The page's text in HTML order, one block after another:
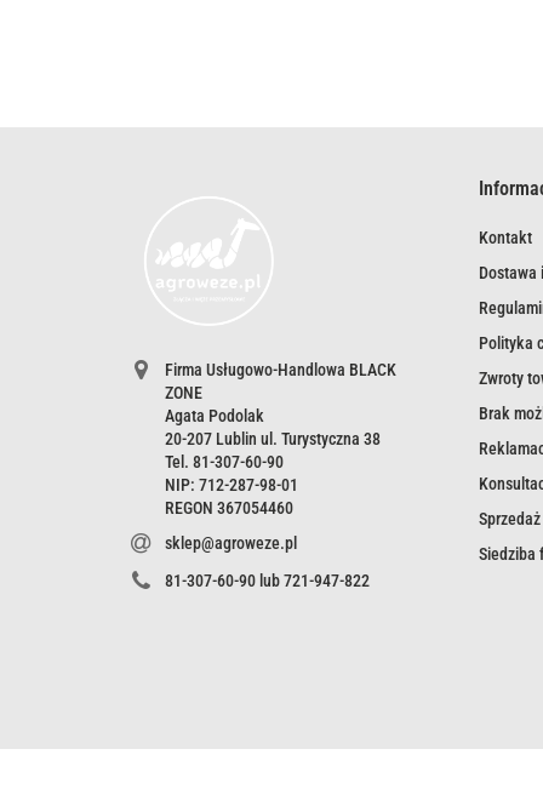
Firma Usługowo-Handlowa BLACK
ZONE
Agata Podolak
20-207 Lublin ul. Turystyczna 38
Tel. 81-307-60-90
NIP: 712-287-98-01
REGON 367054460
sklep@agroweze.pl
81-307-60-90 lub 721-947-822
Kontakt
Dostawa
Polityka
Zwroty
Brak
Siedziba